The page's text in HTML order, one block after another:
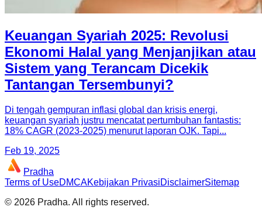
Keuangan Syariah 2025: Revolusi
Ekonomi Halal yang Menjanjikan atau
Sistem yang Terancam Dicekik
Tantangan Tersembunyi?
Di tengah gempuran inflasi global dan krisis energi,
keuangan syariah justru mencatat pertumbuhan fantastis:
18% CAGR (2023-2025) menurut laporan OJK. Tapi...
Feb 19, 2025
Pradha
Terms of UseDMCAKebijakan PrivasiDisclaimerSitemap
© 2026 Pradha. All rights reserved.